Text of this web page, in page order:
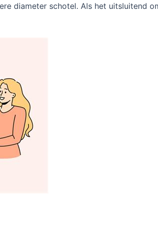
diameter schotel. Als het uitsluitend